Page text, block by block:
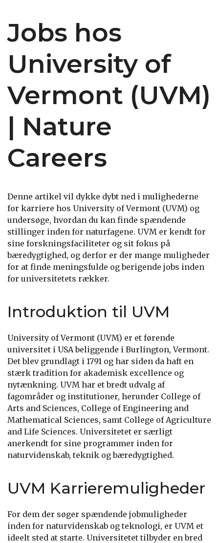
Jobs hos
University of
Vermont (UVM)
| Nature
Careers
Denne artikel vil dykke dybt ned i mulighederne
for karriere hos University of Vermont (UVM) og
undersøge, hvordan du kan finde spændende
stillinger inden for naturfagene. UVM er kendt for
sine forskningsfaciliteter og sit fokus på
bæredygtighed, og derfor er der mange muligheder
for at finde meningsfulde og berigende jobs inden
for universitetets rækker.
Introduktion til UVM
University of Vermont (UVM) er et førende
universitet i USA beliggende i Burlington, Vermont.
Det blev grundlagt i 1791 og har siden da haft en
stærk tradition for akademisk excellence og
nytænkning. UVM har et bredt udvalg af
fagområder og institutioner, herunder College of
Arts and Sciences, College of Engineering and
Mathematical Sciences, samt College of Agriculture
and Life Sciences. Universitetet er særligt
anerkendt for sine programmer inden for
naturvidenskab, teknik og bæredygtighed.
UVM Karrieremuligheder
For dem der søger spændende jobmuligheder
inden for naturvidenskab og teknologi, er UVM et
ideelt sted at starte. Universitetet tilbyder en bred